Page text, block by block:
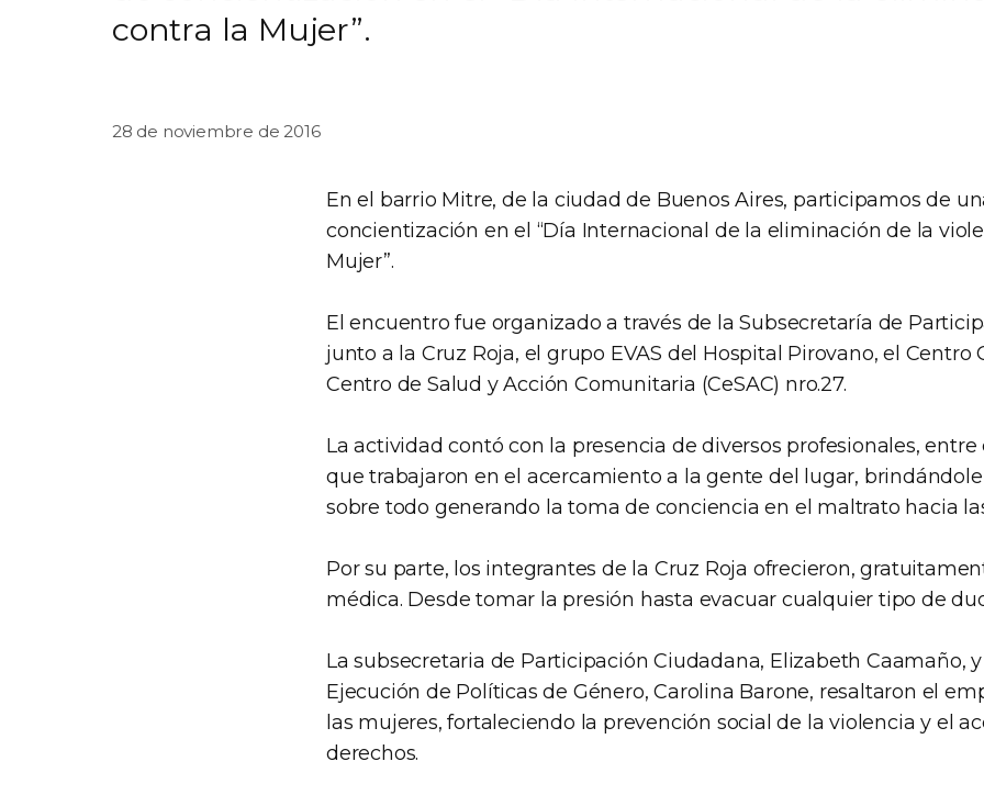
contra la Mujer”.
28 de noviembre de 2016
En el barrio Mitre, de la ciudad de Buenos Aires, participamos de
concientización en el “Día Internacional de la eliminación de la
Mujer”.
El encuentro fue organizado a través de la Subsecretaría de
junto a la Cruz Roja, el grupo EVAS del Hospital Pirovano, el Centro
Centro de Salud y Acción Comunitaria (CeSAC) nro.27.
La actividad contó con la presencia de diversos profesionales, entre
que trabajaron en el acercamiento a la gente del lugar,
sobre todo generando la toma de conciencia en el maltrato hacia
Por su parte, los integrantes de la Cruz Roja ofrecieron,
médica. Desde tomar la presión hasta evacuar cualquier tipo de
La subsecretaria de Participación Ciudadana, Elizabeth Caamaño,
Ejecución de Políticas de Género, Carolina Barone, resaltaron el
las mujeres, fortaleciendo la prevención social de la violencia y el
derechos.